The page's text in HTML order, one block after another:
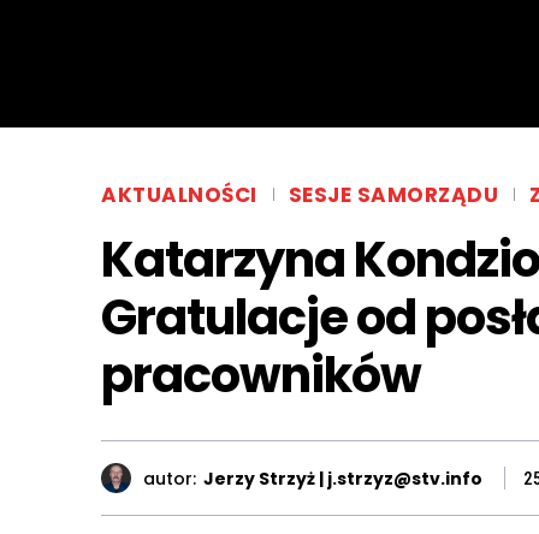
AKTUALNOŚCI SESJE SAMORZĄDU
Katarzyna
Gratulacje od
pracowników
autor: Jerzy Strzyż | j.strzyz@stv.info